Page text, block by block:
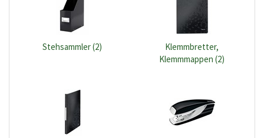
Stehsammler (2)
Klemmbretter,
Klemmmappen (2)